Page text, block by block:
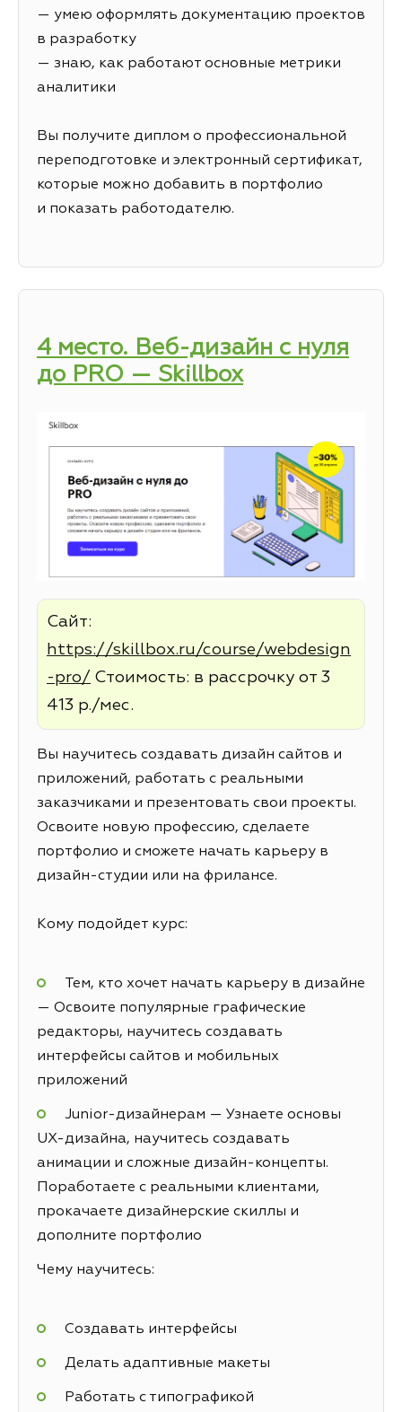
— умею оформлять документацию проектов
в разработку
— знаю, как работают основные метрики
аналитики
Вы получите диплом о профессиональной
переподготовке и электронный сертификат,
которые можно добавить в портфолио
и показать работодателю.
4 место. Веб-дизайн с нуля
до PRO — Skillbox
Сайт:
https://skillbox.ru/course/webdesign
-pro/ Стоимость: в рассрочку от 3
413 р./мес.
Вы научитесь создавать дизайн сайтов и
приложений, работать с реальными
заказчиками и презентовать свои проекты.
Освоите новую профессию, сделаете
портфолио и сможете начать карьеру в
дизайн-студии или на фрилансе.
Кому подойдет курс:
Тем, кто хочет начать карьеру в дизайне
— Освоите популярные графические
редакторы, научитесь создавать
интерфейсы сайтов и мобильных
приложений
Junior-дизайнерам — Узнаете основы
UX-дизайна, научитесь создавать
анимации и сложные дизайн-концепты.
Поработаете с реальными клиентами,
прокачаете дизайнерские скиллы и
дополните портфолио
Чему научитесь:
Создавать интерфейсы
Делать адаптивные макеты
Работать с типографикой